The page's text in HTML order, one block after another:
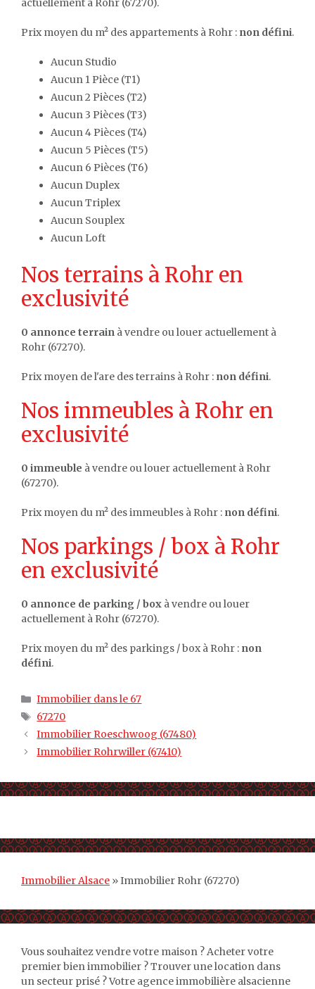
actuellement à Rohr (67270).
Prix moyen du m² des appartements à Rohr : non défini.
Aucun Studio
Aucun 1 Pièce (T1)
Aucun 2 Pièces (T2)
Aucun 3 Pièces (T3)
Aucun 4 Pièces (T4)
Aucun 5 Pièces (T5)
Aucun 6 Pièces (T6)
Aucun Duplex
Aucun Triplex
Aucun Souplex
Aucun Loft
Nos terrains à Rohr en
exclusivité
0 annonce terrain à vendre ou louer actuellement à
Rohr (67270).
Prix moyen de l'are des terrains à Rohr : non défini.
Nos immeubles à Rohr en
exclusivité
0 immeuble à vendre ou louer actuellement à Rohr
(67270).
Prix moyen du m² des immeubles à Rohr : non défini.
Nos parkings / box à Rohr
en exclusivité
0 annonce de parking / box à vendre ou louer
actuellement à Rohr (67270).
Prix moyen du m² des parkings / box à Rohr : non
défini.
Catégories
Immobilier dans le 67
Étiquettes
67270
Immobilier Roeschwoog (67480)
Immobilier Rohrwiller (67410)
Immobilier Alsace »Immobilier Rohr (67270)
Vous souhaitez vendre votre maison ? Acheter votre
premier bien immobilier ? Trouver une location dans
un secteur prisé ? Votre agence immobilière alsacienne